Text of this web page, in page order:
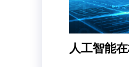
人工智能